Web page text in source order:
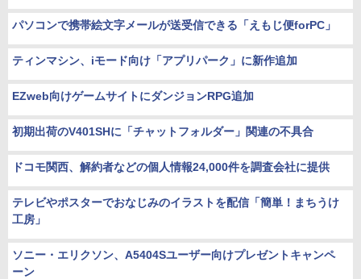
パソコンで携帯絵文字メールが送受信できる「えもじ便forPC」
ティンマシン、iモード向け「アプリパーク」に新作追加
EZweb向けゲームサイトにダンジョンRPG追加
初期出荷のV401SHに「チャットフォルダー」関連の不具合
ドコモ関西、解約者などの個人情報24,000件を調査会社に提供
テレビやポスターでおなじみのイラストを配信「簡単！まちうけ
工房」
ソニー・エリクソン、A5404Sユーザー向けプレゼントキャンペ
ーン